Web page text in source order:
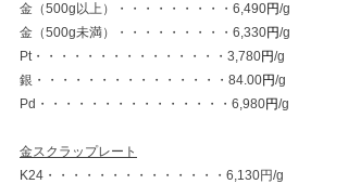
金（500g以上）・・・・・・・・・6,490円/g
金（500g未満）・・・・・・・・・6,330円/g
Pt・・・・・・・・・・・・・・・3,780円/g
銀・・・・・・・・・・・・・・・84.00円/g
Pd・・・・・・・・・・・・・・・6,980円/g
金スクラップレート
K24・・・・・・・・・・・・・・6,130円/g